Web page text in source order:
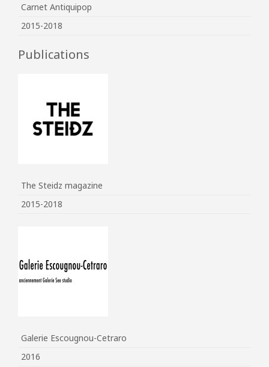
Carnet Antiquipop
2015-2018
Publications
The Steidz magazine
2015-2018
Galerie Escougnou-Cetraro
2016